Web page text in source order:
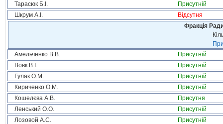
Тарасюк Б.І.
Присутній
Шкрум А.І.
Відсутня
Фракція
Амельченко В.В.
Присутній
Вовк В.І.
Присутній
Гулак О.М.
Присутній
Кириченко О.М.
Присутній
Кошелєва А.В.
Присутня
Ленський О.О.
Присутній
Лозовой А.С.
Присутній